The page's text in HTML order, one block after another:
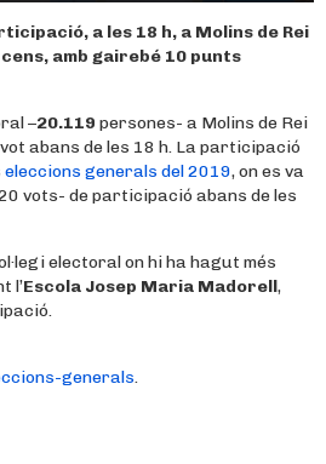
a les 18 h, a Molins de Rei
cens, amb gairebé 10 punts
–20.119 persones- a Molins de Rei
abans de les 18 h. La participació
eleccions generals del 2019, on es va
vots- de participació abans de les
electoral on hi ha hagut més
l’Escola Josep Maria Madorell,
generals.